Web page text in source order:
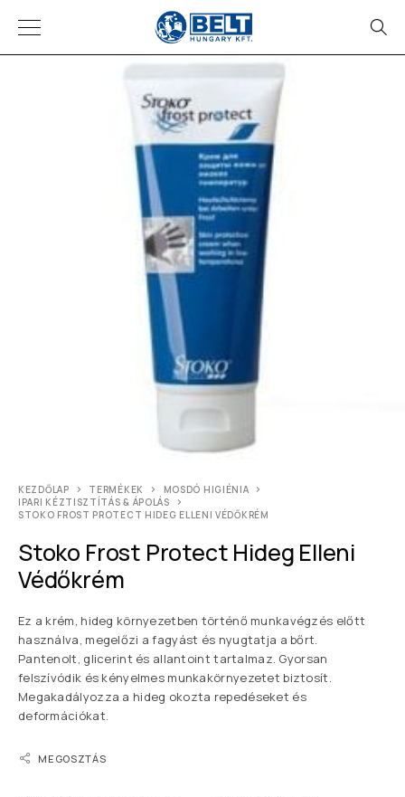
KEZDŐLAP TERMÉKEK
MOSDÓ HIGIÉNIA
IPARI KÉZTISZTÍTÁS & ÁPOLÁS
STOKO FROST PROTECT HIDEG ELLENI VÉDŐKRÉM
Stoko Frost Protect Hideg Elleni
Védőkrém
Ez a krém, hideg környezetben történő munkavégzés előtt
használva, megelőzi a fagyást és nyugtatja a bőrt.
Pantenolt, glicerint és allantoint tartalmaz. Gyorsan
felszívódik és kényelmes munkakörnyezetet biztosít.
Megakadályozza a hideg okozta repedéseket és
deformációkat.
MEGOSZTÁS